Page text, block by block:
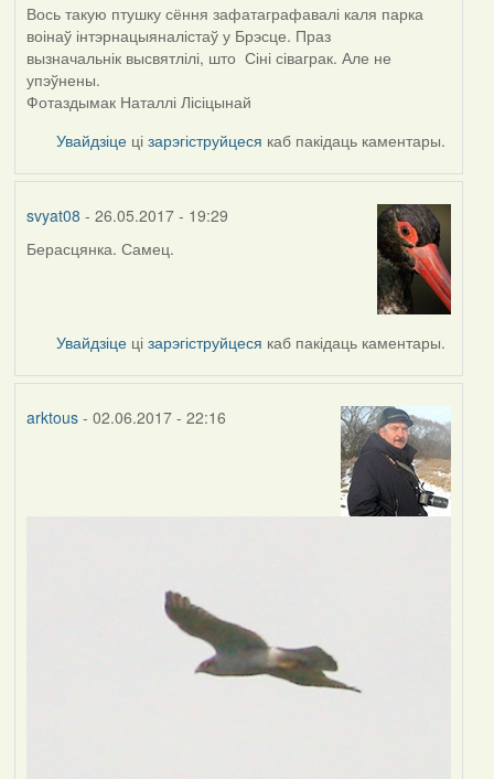
Вось такую птушку сёння зафатаграфавалі каля парка
воінаў інтэрнацыяналістаў у Брэсце. Праз
вызначальнік высвятлілі, што Сіні сіваграк. Але не
упэўнены.
Фотаздымак Наталлі Лісіцынай
Увайдзіце цізарэгіструйцеся каб пакідаць каментары.
svyat08 - 26.05.2017 - 19:29
In
RobinZone
Берасцянка. Самец.
Увайдзіце цізарэгіструйцеся каб пакідаць каментары.
arktous- 02.06.2017 - 22:16